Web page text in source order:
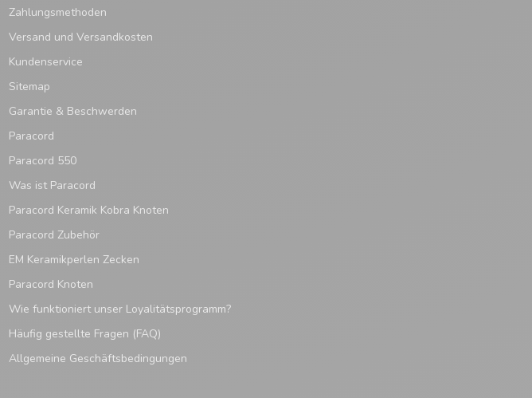
Zahlungsmethoden
Versand und Versandkosten
Kundenservice
Sitemap
Garantie & Beschwerden
Paracord
Paracord 550
Was ist Paracord
Paracord Keramik Kobra Knoten
Paracord Zubehör
EM Keramikperlen Zecken
Paracord Knoten
Wie funktioniert unser Loyalitätsprogramm?
Häufig gestellte Fragen (FAQ)
Allgemeine Geschäftsbedingungen